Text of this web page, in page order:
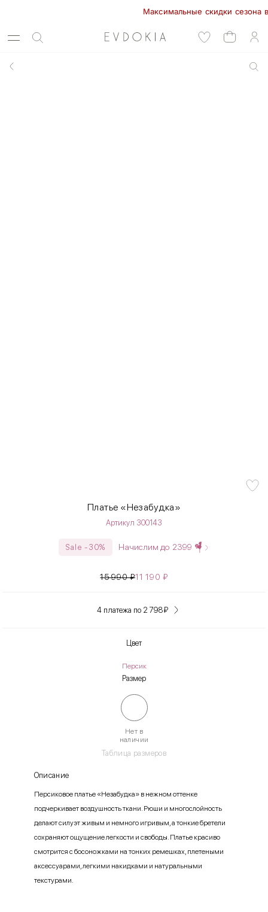
Максимальные скидки сезона в
Платье «Незабудка»
Артикул 300143
Sale -30% Начислим до 2399
15 990₽11 190 ₽
4 платежа по 2 798₽
Цвет
Персик
Размер
Таблица размеров
Нет в
наличии
Описание
Персиковое платье «Незабудка» в нежном оттенке
подчеркивает воздушность ткани. Рюши и многослойность
делают силуэт живым и немного игривым, а тонкие бретели
сохраняют ощущение легкости и свободы. Платье красиво
смотрится с босоножками на тонких ремешках, плетеными
аксессуарами, легкими накидками и натуральными
текстурами.